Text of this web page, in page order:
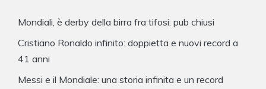
Mondiali, è derby della birra fra tifosi: pub chiusi
Cristiano Ronaldo infinito: doppietta e nuovi record a
41 anni
Messi e il Mondiale: una storia infinita e un record